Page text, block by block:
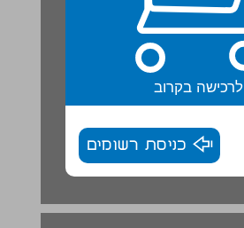
לרכישה בקרוב
כניסת רשומים